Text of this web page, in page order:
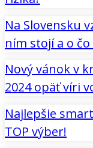
Na Slovensku
ním stojí a o čo
Nový vánok v
2024 opäť víri
Najlepšie
TOP výber!